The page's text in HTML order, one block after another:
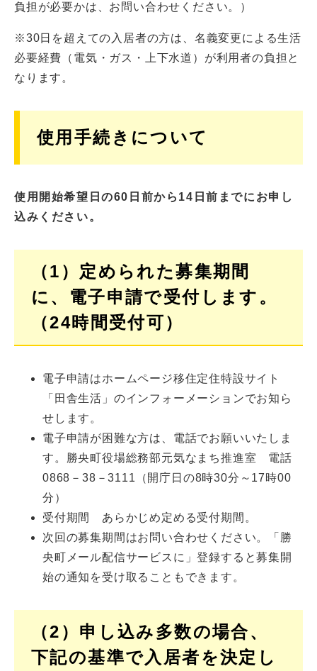
負担が必要かは、お問い合わせください。）
※30日を超えての入居者の方は、名義変更による生活
必要経費（電気・ガス・上下水道）が利用者の負担と
なります。
使用手続きについて
使用開始希望日の60日前から14日前までにお申し
込みください。
（1）定められた募集期間
に、電子申請で受付します。
（24時間受付可）
電子申請はホームページ移住定住特設サイト
「田舎生活」のインフォーメーションでお知ら
せします。
電子申請が困難な方は、電話でお願いいたしま
す。勝央町役場総務部元気なまち推進室 電話
0868－38－3111（開庁日の8時30分～17時00
分）
受付期間 あらかじめ定める受付期間。
次回の募集期間はお問い合わせください。「勝
央町メール配信サービスに」登録すると募集開
始の通知を受け取ることもできます。
（2）申し込み多数の場合、
下記の基準で入居者を決定し